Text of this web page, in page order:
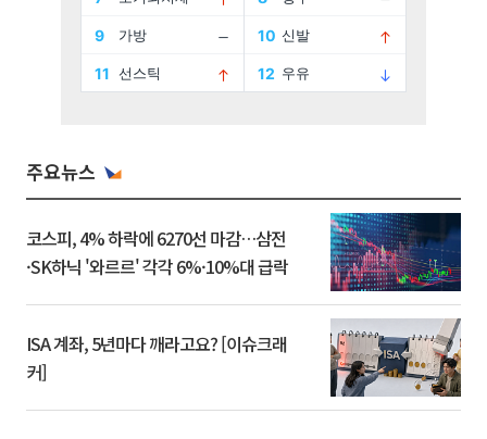
주요뉴스
코스피, 4% 하락에 6270선 마감…삼전
·SK하닉 '와르르' 각각 6%·10%대 급락
ISA 계좌, 5년마다 깨라고요? [이슈크래
커]